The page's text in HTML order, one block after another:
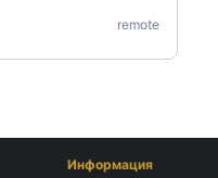
remote
Информация